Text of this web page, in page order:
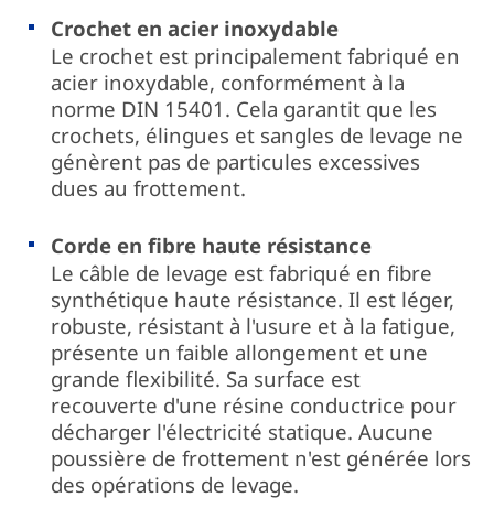
Crochet en acier inoxydable
Le crochet est principalement fabriqué en
acier inoxydable, conformément à la
norme DIN 15401. Cela garantit que les
crochets, élingues et sangles de levage ne
génèrent pas de particules excessives
dues au frottement.
Corde en fibre haute résistance
Le câble de levage est fabriqué en fibre
synthétique haute résistance. Il est léger,
robuste, résistant à l'usure et à la fatigue,
présente un faible allongement et une
grande flexibilité. Sa surface est
recouverte d'une résine conductrice pour
décharger l'électricité statique. Aucune
poussière de frottement n'est générée lors
des opérations de levage.